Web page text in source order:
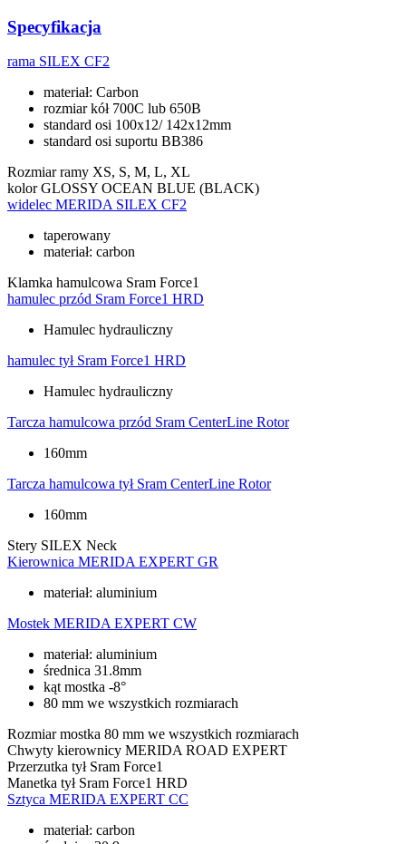
Specyfikacja
rama SILEX CF2
materiał: Carbon
rozmiar kół 700C lub 650B
standard osi 100x12/ 142x12mm
standard osi suportu BB386
Rozmiar ramy XS, S, M, L, XL
kolor GLOSSY OCEAN BLUE (BLACK)
widelec MERIDA SILEX CF2
taperowany
materiał: carbon
Klamka hamulcowa Sram Force1
hamulec przód Sram Force1 HRD
Hamulec hydrauliczny
hamulec tył Sram Force1 HRD
Hamulec hydrauliczny
Tarcza hamulcowa przód Sram CenterLine Rotor
160mm
Tarcza hamulcowa tył Sram CenterLine Rotor
160mm
Stery SILEX Neck
Kierownica MERIDA EXPERT GR
materiał: aluminium
Mostek MERIDA EXPERT CW
materiał: aluminium
średnica 31.8mm
kąt mostka -8°
80 mm we wszystkich rozmiarach
Rozmiar mostka 80 mm we wszystkich rozmiarach
Chwyty kierownicy MERIDA ROAD EXPERT
Przerzutka tył Sram Force1
Manetka tył Sram Force1 HRD
Sztyca MERIDA EXPERT CC
materiał: carbon